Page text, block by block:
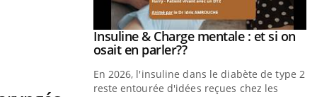
Youtube
Insuline & Charge mentale : et si on
osait en parler??Youtube
En 2026, l'insuline dans le diabète de type 2
reste entourée d'idées reçues chez les